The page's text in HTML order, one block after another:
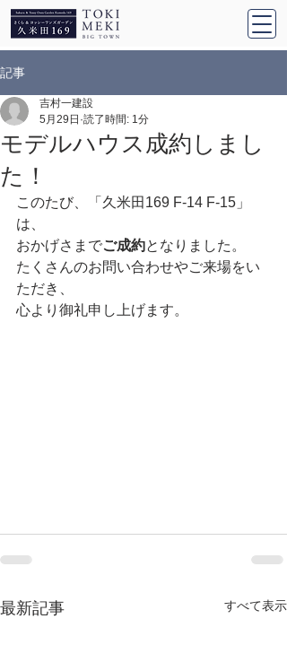
記事
モデルハウス成約しまし
た！
吉村一建設
5月29日 読了時間: 1分
このたび、「久米田169 F-14 F-15」
は、
おかげさまでご成約となりました。
たくさんのお問い合わせやご来場をい
ただき、
心より御礼申し上げます。
最新記事 すべて表示